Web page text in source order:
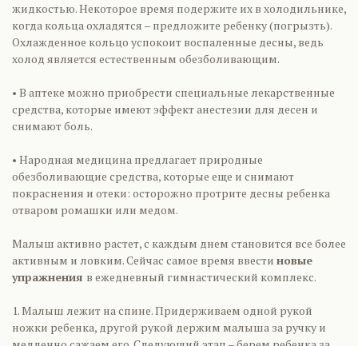
жидкостью. Некоторое время подержите их в холодильнике,
когда кольца охладятся – предложите ребенку (погрызть).
Охлажденное кольцо успокоит воспаленные десны, ведь
холод является естественным обезболивающим.
• В аптеке можно приобрести специальные лекарственные
средства, которые имеют эффект анестезии для десен и
снимают боль.
• Народная медицина предлагает природные
обезболивающие средства, которые еще и снимают
покраснения и отеки: осторожно протрите десны ребенка
отваром ромашки или медом.
Малыш активно растет, с каждым днем становится все более
активным и ловким. Сейчас самое время ввести новые
упражнения в ежедневный гимнастический комплекс.
1. Малыш лежит на спине. Придерживаем одной рукой
ножки ребенка, другой рукой держим малыша за ручку и